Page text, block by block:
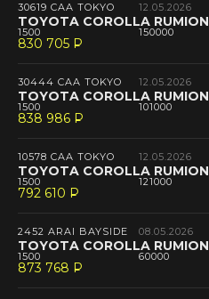
30619 CAA TOKYO 12.05.2026
TOYOTA COROLLA RUMION
1500 150000
830 705 P
--
30444 CAA TOKYO 12.05.2026
TOYOTA COROLLA RUMION
1500 101000
838 986 P
--
10578 CAA TOKYO 12.05.2026
TOYOTA COROLLA RUMION
1500 121000
792 610 P
--
2452 ARAI BAYSIDE 08.05.2026
TOYOTA COROLLA RUMION
1500 60000
873 768 P
--